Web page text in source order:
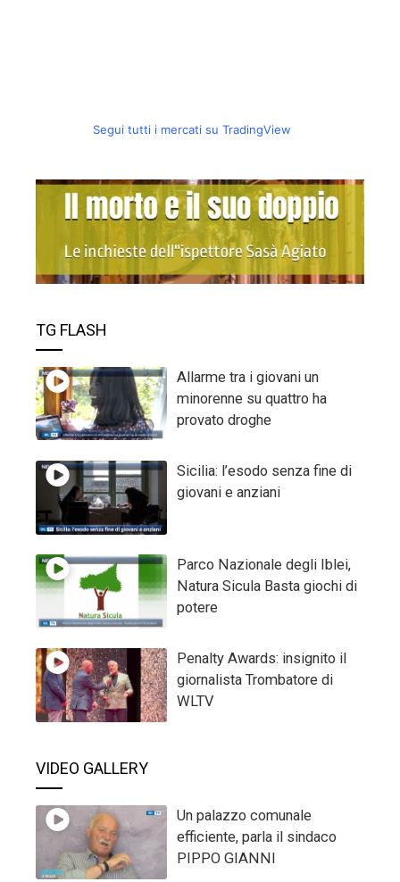
Segui tutti i mercati su TradingView
TG FLASH
Allarme tra i giovani un
minorenne su quattro ha
provato droghe
Sicilia: l’esodo senza fine di
giovani e anziani
Parco Nazionale degli Iblei,
Natura Sicula Basta giochi di
potere
Penalty Awards: insignito il
giornalista Trombatore di
WLTV
VIDEO GALLERY
Un palazzo comunale
efficiente, parla il sindaco
PIPPO GIANNI